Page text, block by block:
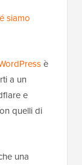
siamo
è
a un
e
quelli di
una